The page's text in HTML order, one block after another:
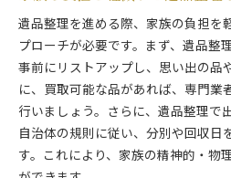
遺品整理を進める際、家族の負担を
プローチが必要です。まず、遺品整
事前にリストアップし、思い出の品
に、買取可能な品があれば、専門業
行いましょう。さらに、遺品整理で
自治体の規則に従い、分別や回収日
す。これにより、家族の精神的・物